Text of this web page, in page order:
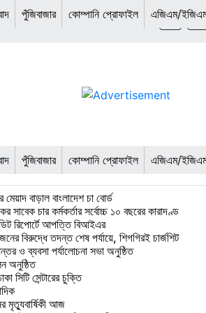
পুঁজিবাজার কোম্পানি প্রোফাইল এজিএম/
বাড়াল বাংলাদেশ চা বোর্ড
সাবেক চার কর্মকর্তার সর্বোচ্চ ১০ বছরের কারাদণ্ড
রিপোর্টে আপত্তি বিআইএর
বিরুদ্ধে তদন্ত শেষ পর্যায়ে, শিগগিরই চার্জশিট
ও ব্যবসা পর্যালোচনা সভা অনুষ্ঠিত
অনুষ্ঠিত
সিটি সেন্টারের চুক্তি
মৃত্যুবার্ষিকী আজ
পুঁজিবাজার কোম্পানি প্রোফাইল এজিএম/